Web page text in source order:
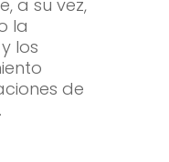
a su vez,
la
los
de